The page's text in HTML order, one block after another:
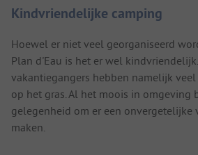
Kindvriendelijke camping
Hoewel er niet veel georganiseerd
Plan d'Eau is het er wel
vakantiegangers hebben namelijk
op het gras. Al het moois in omgeving
gelegenheid om er een onvergetelijke
maken.